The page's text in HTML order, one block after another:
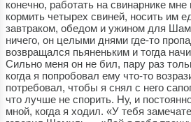
конечно, работать на свинарнике
кормить четырех свиней, носить им
завтраком, обедом и ужином для
ничего, он целыми днями где-то
возвращался пьяненьким и тогда
Сильно меня он не бил, пару раз
когда я попробовал ему что-то
потребовал, чтобы я снял с него
что лучше не спорить. Ну, и
мной, когда я ходил. «У тебя